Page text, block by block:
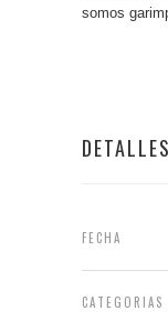
somos
DETALLES
FECHA
CATEGORIAS